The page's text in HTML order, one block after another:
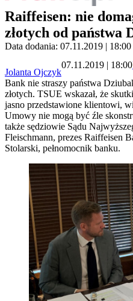
Raiffeisen: nie
złotych od państwa
Data dodania: 07.11.2019 | 18:00
Jolanta Ojczyk
07.11.2019 | 18:00
Bank nie straszy państwa
złotych. TSUE wskazał, że
jasno przedstawione klientowi,
Umowy nie mogą być źle
także sędziowie Sądu
Fleischmann, prezes Raiffeisen
Stolarski, pełnomocnik banku.